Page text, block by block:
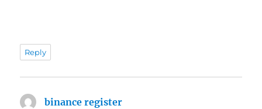
Reply
binance register